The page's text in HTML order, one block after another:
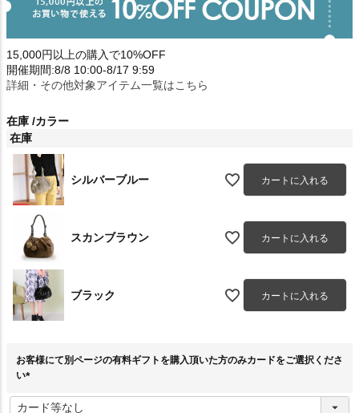
15,000円以上の購入で10%OFF
開催期間:8/8 10:00-8/17 9:59
詳細・その他対象アイテム一覧はこちら
在庫 カラー
在庫
シルバーブルー カートに入れる
スカンブラウン カートに入れる
ブラック カートに入れる
お客様にて別ページの有料ギフトを購入頂いた方のみカードをご選択くださ
い
必